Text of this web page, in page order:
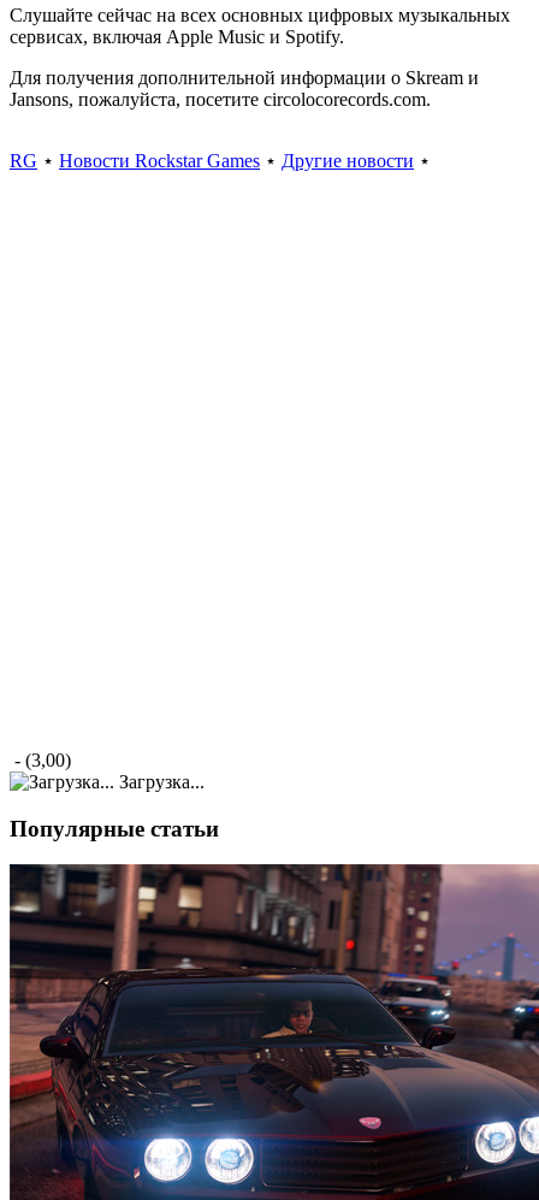
Слушайте сейчас на всех основных цифровых музыкальных
сервисах, включая Apple Music и Spotify.
Для получения дополнительной информации о Skream и
Jansons, пожалуйста, посетите circolocorecords.com.
RG ⋆ Новости Rockstar Games ⋆ Другие новости ⋆
- (3,00)
Загрузка...
Популярные статьи